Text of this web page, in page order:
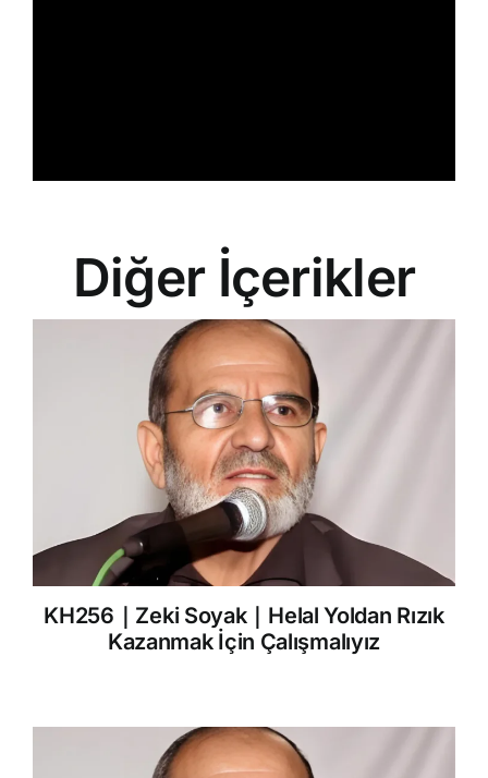
Diğer İçerikler
KH256｜Zeki Soyak｜Helal Yoldan Rızık
Kazanmak İçin Çalışmalıyız